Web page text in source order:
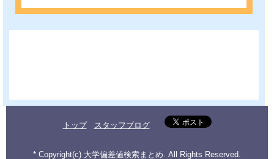
トップ スタッフブログ
* Copyright(c) 大学偏差値検索まとめ. All Rights Reserved.